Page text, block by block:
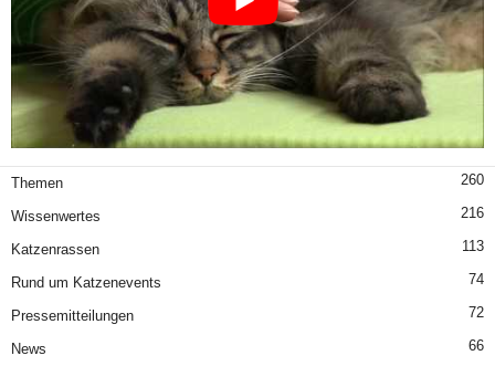
Themen 260
Wissenwertes 216
Katzenrassen 113
Rund um Katzenevents 74
Pressemitteilungen 72
News 66